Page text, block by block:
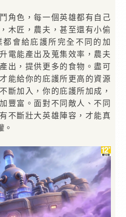
角色，每一個英雄都有自己
木匠，農夫，甚至還有小偷
會給庇護所完全不同的加
電能產出及蒐集效率，農夫
出，提供更多的食物。盡可
能給你的庇護所更高的資源
斷加入，你的庇護所加成，
豐富。面對不同敵人、不同
不斷壯大英雄陣容，才能真
。